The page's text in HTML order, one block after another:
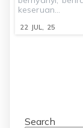
22 JUL, 25
keseruan…
Search